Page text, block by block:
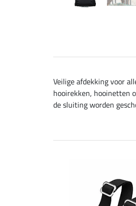
Veilige afdekking voor
hooirekken, hooinetten
de sluiting worden